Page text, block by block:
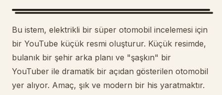
Beceriler
İstemler
Fiyatlandırma
Bu istem, elektrikli bir süper otomobil incelemesi için
bir YouTube küçük resmi oluşturur. Küçük resimde,
bulanık bir şehir arka planı ve "şaşkın" bir
YouTuber ile dramatik bir açıdan gösterilen otomobil
yer alıyor. Amaç, şık ve modern bir his yaratmaktır.